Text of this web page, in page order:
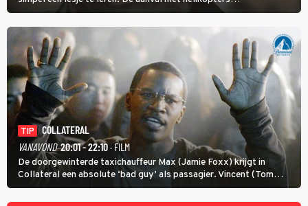
verloopt in Black Hawk down dramatisch.
TIP
COLLATERAL
VANAVOND 20:01 - 22:10· FILM
De doorgewinterde taxichauffeur Max (Jamie Foxx) krijgt in
Collateral een absolute ‘bad guy’ als passagier. Vincent (Tom
Cruise) heeft hem nodig om hem de stad door te loodsen om een
wel heel lugubere reden.